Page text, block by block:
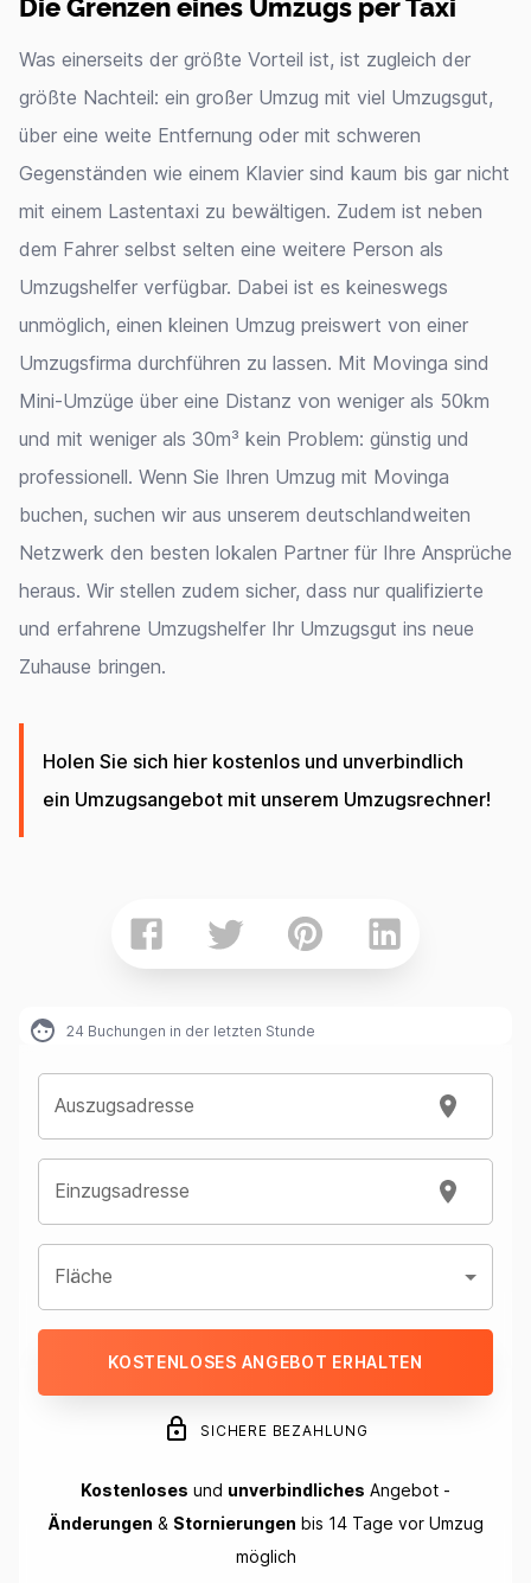
Was einerseits der größte Vorteil ist, ist zugleich der
größte Nachteil: ein großer Umzug mit viel Umzugsgut,
über eine weite Entfernung oder mit schweren
Gegenständen wie einem Klavier sind kaum bis gar nicht
mit einem Lastentaxi zu bewältigen. Zudem ist neben
dem Fahrer selbst selten eine weitere Person als
Umzugshelfer verfügbar. Dabei ist es keineswegs
unmöglich, einen kleinen Umzug preiswert von einer
Umzugsfirma durchführen zu lassen. Mit Movinga sind
Mini-Umzüge über eine Distanz von weniger als 50km
und mit weniger als 30m³ kein Problem: günstig und
professionell. Wenn Sie Ihren Umzug mit Movinga
buchen, suchen wir aus unserem deutschlandweiten
Netzwerk den besten lokalen Partner für Ihre Ansprüche
heraus. Wir stellen zudem sicher, dass nur qualifizierte
und erfahrene Umzugshelfer Ihr Umzugsgut ins neue
Zuhause bringen.
Holen Sie sich hier kostenlos und unverbindlich
ein Umzugsangebot mit unserem Umzugsrechner!
24 Buchungen in der letzten Stunde
Auszugsadresse
Einzugsadresse
Fläche
KOSTENLOSES ANGEBOT ERHALTEN
SICHERE BEZAHLUNG
Kostenloses und unverbindliches Angebot -
Änderungen & Stornierungen bis 14 Tage vor Umzug
möglich